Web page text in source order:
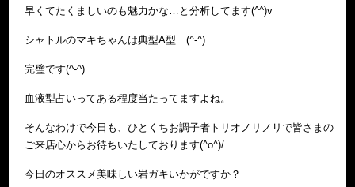
早くてたくましいのも魅力かな…と分析してます(^^)v
シャトルのマキちゃんは典型A型 (^-^)
完璧です(^-^)
血液型占いってある程度当たってますよね。
そんなわけで今日も、ひとくちお調子者トリオノリノリで皆さまの
ご来店心からお待ちいたしております(^o^)/
今日のオススメ美味しい岩ガキいかがですか？